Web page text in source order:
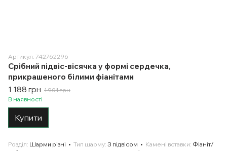
Артикул: 742762296
Срібний підвіс-вісячка у формі сердечка,
прикрашеного білими фіанітами
1 188 грн 1 901 грн
В наявності
Купити
Розділ Шарми різні Тип шарму З підвісом Камені вставки Фіаніт/